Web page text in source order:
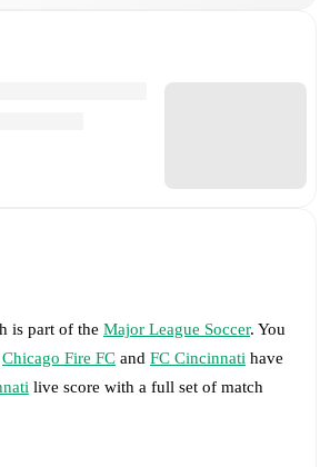
is part of the Major League Soccer. You
Chicago Fire FC and FC Cincinnati have
live score with a full set of match